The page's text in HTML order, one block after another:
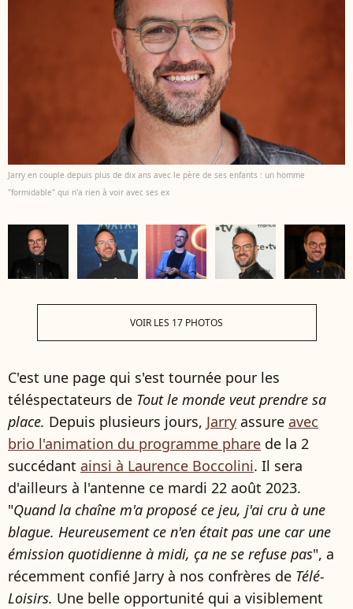
Jarry en couple depuis plus de dix ans avec le père de ses enfants : un homme
"formidable" qui n'a rien à voir avec ses ex
VOIR LES 17 PHOTOS
C'est une page qui s'est tournée pour les
téléspectateurs de Tout le monde veut prendre sa
place. Depuis plusieurs jours, Jarry assure avec
brio l'animation du programme phare de la 2
succédant ainsi à Laurence Boccolini. Il sera
d'ailleurs à l'antenne ce mardi 22 août 2023.
"Quand la chaîne m'a proposé ce jeu, j'ai cru à une
blague. Heureusement ce n'en était pas une car une
émission quotidienne à midi, ça ne se refuse pas", a
récemment confié Jarry à nos confrères de Télé-
Loisirs. Une belle opportunité qui a visiblement